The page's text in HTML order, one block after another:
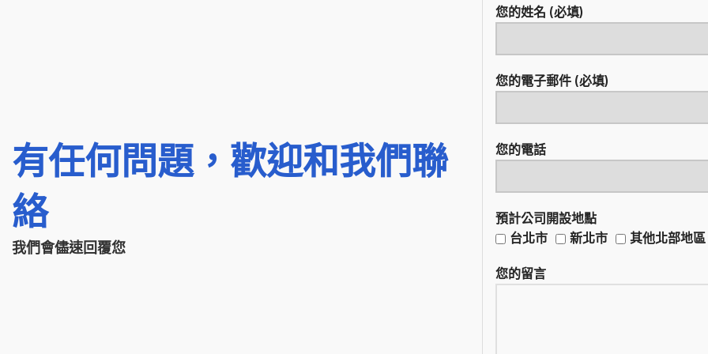
有任何問題，歡迎和我們聯
絡
我們會儘速回覆您
您的姓名 (必填)
您的電子郵件 (必填)
您的電話
預計公司開設地點
台北市
新北市 其他北部地區
您的留言